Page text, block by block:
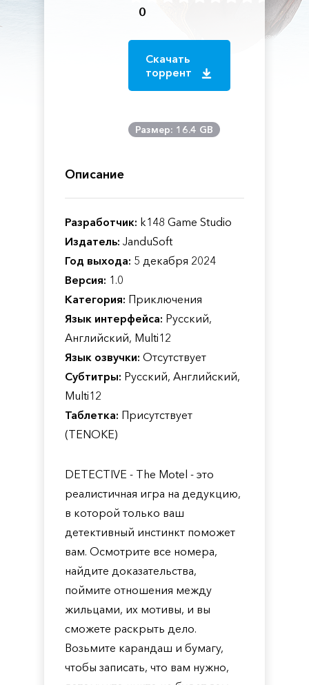
0
Скачать
торрент
Размер: 16.4 GB
Описание
Разработчик: k148 Game Studio
Издатель: JanduSoft
Год выхода: 5 декабря 2024
Версия: 1.0
Категория: Приключения
Язык интерфейса: Русский,
Английский, Multi12
Язык озвучки: Отсутствует
Субтитры: Русский, Английский,
Multi12
Таблетка: Присутствует
(TENOKE)
DETECTIVE - The Motel - это
реалистичная игра на дедукцию,
в которой только ваш
детективный инстинкт поможет
вам. Осмотрите все номера,
найдите доказательства,
поймите отношения между
жильцами, их мотивы, и вы
сможете раскрыть дело.
Возьмите карандаш и бумагу,
чтобы записать, что вам нужно,